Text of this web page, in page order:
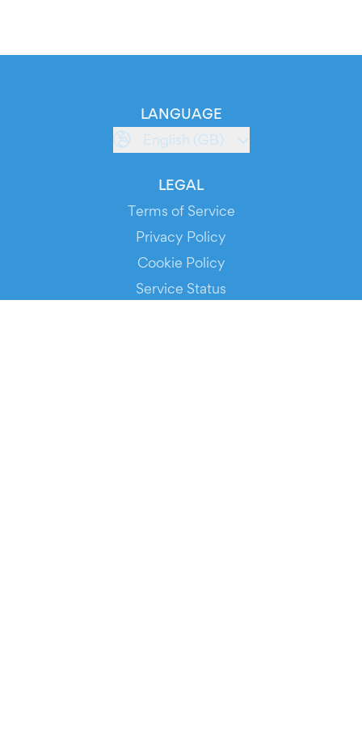
LANGUAGE
English (GB)
LEGAL
Terms of Service
Privacy Policy
Cookie Policy
Service Status